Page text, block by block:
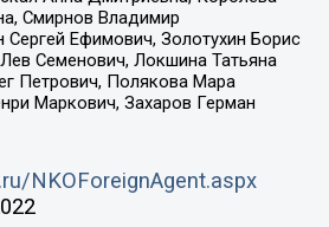
Смирнов Владимир
Сергей Ефимович, Золотухин Борис
Семенович, Локшина Татьяна
Петрович, Полякова Мара
Маркович, Захаров Герман
NKOForeignAgent.aspx